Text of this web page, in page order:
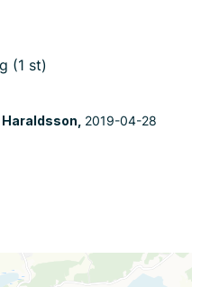
(1 st)
2019-04-28